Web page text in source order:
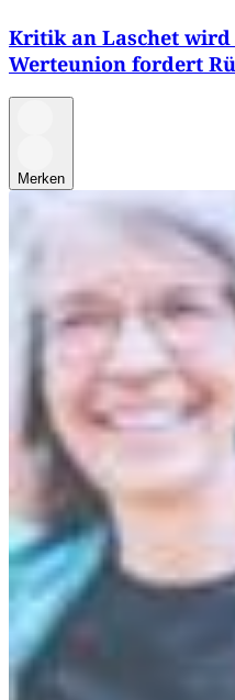
Kritik an Laschet wird
Werteunion fordert
Merken